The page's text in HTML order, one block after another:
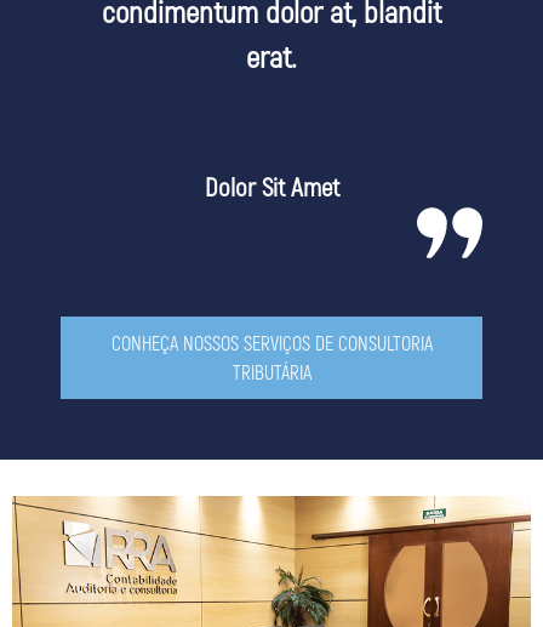
condimentum dolor at, blandit
erat.
Dolor Sit Amet
CONHEÇA NOSSOS SERVIÇOS DE CONSULTORIA
TRIBUTÁRIA